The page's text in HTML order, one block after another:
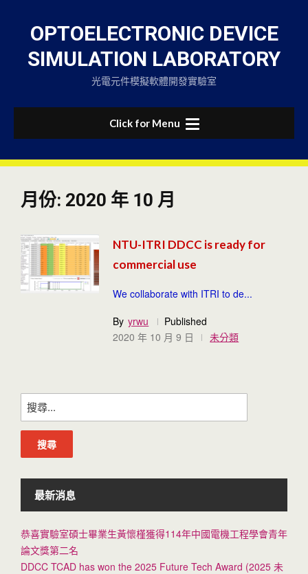
content
OPTOELECTRONIC DEVICE
SIMULATION LABORATORY
光電元件模擬軟體開發實驗室
Click for Menu
月份: 2020 年 10 月
NTU-ITRI DDCC is ready for
commercial use
We collaborate with ITRI to de...
By yrwu
Published
2020 年 10 月 9 日
未分類
搜
尋
關
最新消息
恭喜實驗室碩士畢業生黃懷槿獲得114年中國電機工程學會青年
論文獎第二名
DDCC TCAD has won the 2025 Future Tech Award (2025 未